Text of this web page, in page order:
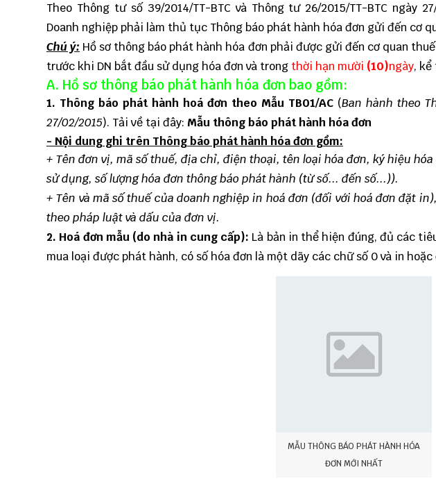
Theo Thông tư số 39/2014/TT-BTC và Thông tư 26/2015/TT-BTC ngày
Doanh nghiệp phải làm thủ tục Thông báo phát hành hóa đơn gửi đến cơ
Chú ý: Hồ sơ thông báo phát hành hóa đơn phải được gửi đến cơ quan
trước khi DN bắt đầu sử dụng hóa đơn và trong thời hạn mười (10)ngày, kể
A. Hồ sơ thông báo phát hành hóa đơn bao gồm:
1. Thông báo phát hành hoá đơn theo Mẫu TB01/AC (Ban hành theo
27/02/2015). Tải về tại đây: Mẫu thông báo phát hành hóa đơn
- Nội dung ghi trên Thông báo phát hành hóa đơn gồm:
+ Tên đơn vị, mã số thuế, địa chỉ, điện thoại, tên loại hóa đơn, ký hiệu
sử dụng, số lượng hóa đơn thông báo phát hành (từ số... đến số...)).
+ Tên và mã số thuế của doanh nghiệp in hoá đơn (đối với hoá đơn đặt in),
theo pháp luật và dấu của đơn vị.
2. Hoá đơn mẫu (do nhà in cung cấp): Là bản in thể hiện đúng, đủ các
mua loại được phát hành, có số hóa đơn là một dãy các chữ số 0 và in
MẪU THÔNG BÁO PHÁT HÀNH HÓA
ĐƠN MỚI NHẤT